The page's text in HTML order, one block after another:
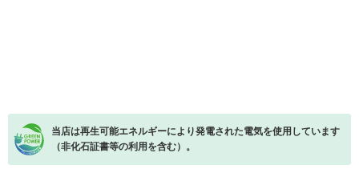
当店は再生可能エネルギーにより発電された電気を使用しています
（非化石証書等の利用を含む）。